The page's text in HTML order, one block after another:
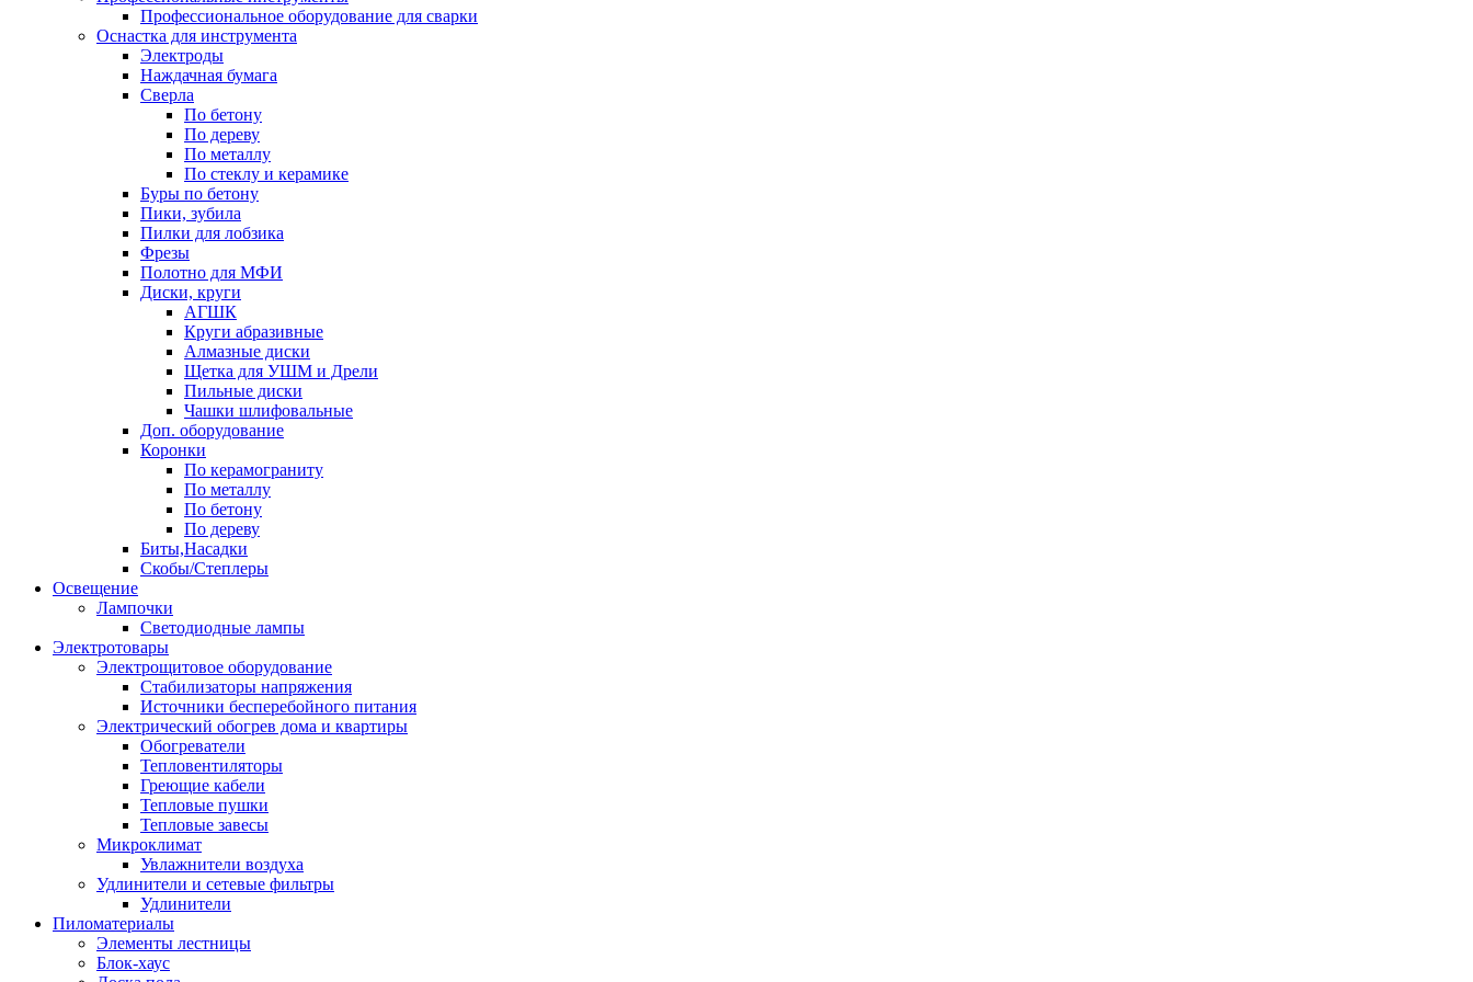
Профессиональное оборудование для сварки
Оснастка для инструмента
Электроды
Наждачная бумага
Сверла
По бетону
По дереву
По металлу
По стеклу и керамике
Буры по бетону
Пики, зубила
Пилки для лобзика
Фрезы
Полотно для МФИ
Диски, круги
АГШК
Круги абразивные
Алмазные диски
Щетка для УШМ и Дрели
Пильные диски
Чашки шлифовальные
Доп. оборудование
Коронки
По керамограниту
По металлу
По бетону
По дереву
Биты,Насадки
Скобы/Степлеры
Освещение
Лампочки
Светодиодные лампы
Электротовары
Электрощитовое оборудование
Стабилизаторы напряжения
Источники бесперебойного питания
Электрический обогрев дома и квартиры
Обогреватели
Тепловентиляторы
Греющие кабели
Тепловые пушки
Тепловые завесы
Микроклимат
Увлажнители воздуха
Удлинители и сетевые фильтры
Удлинители
Пиломатериалы
Элементы лестницы
Блок-хаус